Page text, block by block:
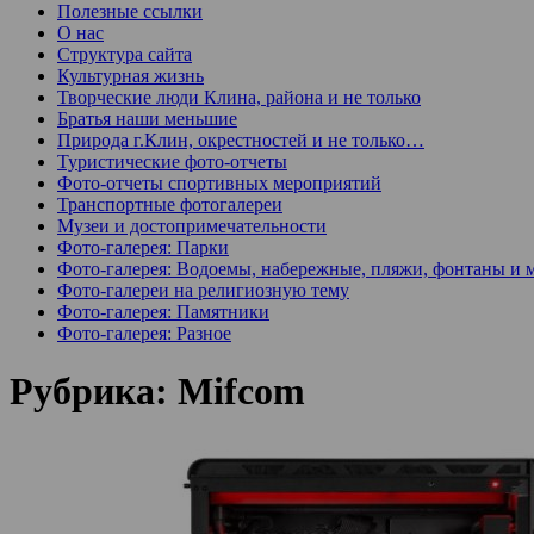
Полезные ссылки
О нас
Структура сайта
Культурная жизнь
Творческие люди Клина, района и не только
Братья наши меньшие
Природа г.Клин, окрестностей и не только…
Туристические фото-отчеты
Фото-отчеты спортивных мероприятий
Транспортные фотогалереи
Музеи и достопримечательности
Фото-галерея: Парки
Фото-галерея: Водоемы, набережные, пляжи, фонтаны и
Фото-галереи на религиозную тему
Фото-галерея: Памятники
Фото-галерея: Разное
Рубрика: Mifcom